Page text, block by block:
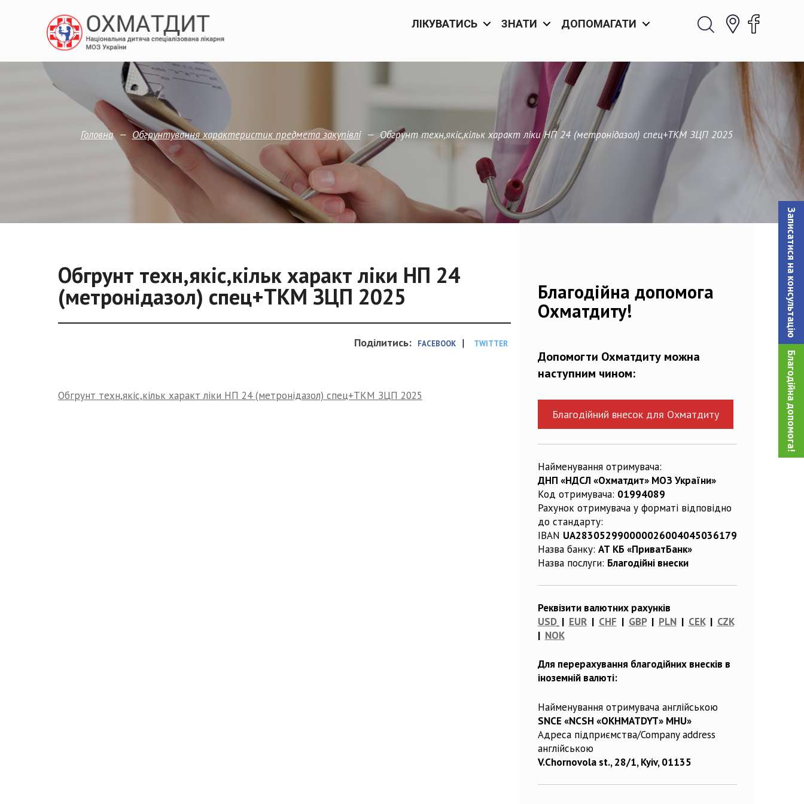
Записатися на консультацiю
Благодійна допомога!
ЛІКУВАТИСЬ ЗНАТИ ДОПОМАГАТИ
Головна — Обгрунтування характеристик предмета закупівлi — Обгрунт техн,якіс,кільк характ ліки НП 24 (метронідазол) спец+ТКМ ЗЦП 2025
Обгрунт техн,якіс,кільк характ ліки НП 24
(метронідазол) спец+ТКМ ЗЦП 2025
Поділитись: FACEBOOK | TWITTER
Обгрунт техн,якіс,кільк характ ліки НП 24 (метронідазол) спец+ТКМ ЗЦП 2025
Благодійна допомога
Охматдиту!
Допомогти Охматдиту можна
наступним чином:
Благодійний внесок для Охматдиту
Найменування отримувача:
ДНП «НДСЛ «Охматдит» МОЗ України»
Код отримувача: 01994089
Рахунок отримувача у форматі відповідно
до стандарту:
IBAN UA283052990000026004045036179
Назва банку: АТ КБ «ПриватБанк»
Назва послуги: Благодійні внески
Реквізити валютних рахунків
USD | EUR| CHF | GBP| PLN| CEK| CZK
| NOK
Для перерахування благодійних внесків в
іноземній валюті:
Найменування отримувача англійською
SNCE «NCSH «OKHMATDYT» MHU»
Адреса підприємства/Company address
англійською
V.Chornovola st., 28/1, Kyiv, 01135